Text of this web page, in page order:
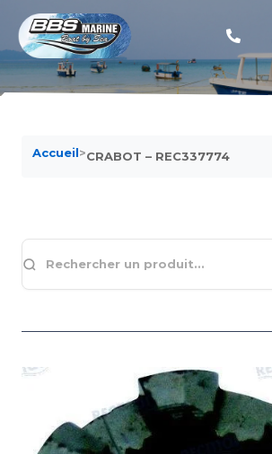
Accueil>CRABOT – REC337774